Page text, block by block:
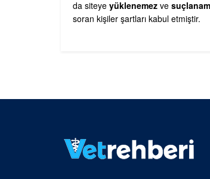
da siteye yüklenemez ve
soran kişiler şartları kabul etmiştir.